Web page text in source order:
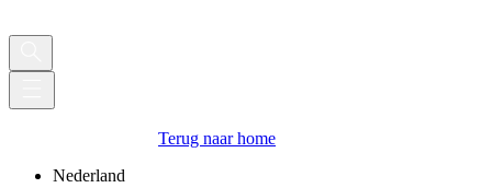
Terug naar home
Nederland